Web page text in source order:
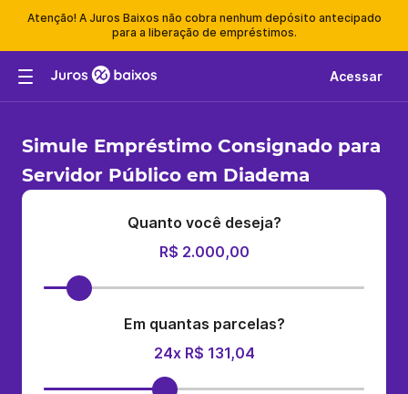
Atenção! A Juros Baixos não cobra nenhum depósito antecipado
para a liberação de empréstimos.
Acessar
Simule Empréstimo Consignado para
Servidor Público em Diadema
Quanto você deseja?
R$ 2.000,00
Em quantas parcelas?
24x R$ 131,04